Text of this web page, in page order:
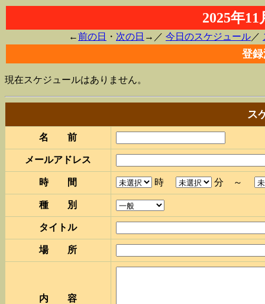
2025年
←前の日 ・ 次の日 →／ 今日のスケジュール ／
登
現在スケジュールはありません。
ス
名 前
メールアドレス
時 間 時 分 ～
種 別
タイトル
場 所
内 容